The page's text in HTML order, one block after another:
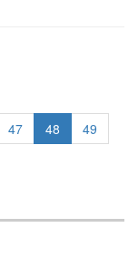
47 48
49